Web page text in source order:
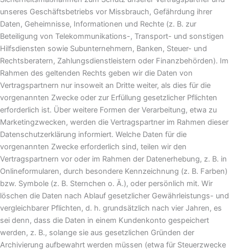
unseres Geschäftsbetriebs vor Missbrauch, Gefährdung ihrer
Daten, Geheimnisse, Informationen und Rechte (z. B. zur
Beteiligung von Telekommunikations-, Transport- und sonstigen
Hilfsdiensten sowie Subunternehmern, Banken, Steuer- und
Rechtsberatern, Zahlungsdienstleistern oder Finanzbehörden). Im
Rahmen des geltenden Rechts geben wir die Daten von
Vertragspartnern nur insoweit an Dritte weiter, als dies für die
vorgenannten Zwecke oder zur Erfüllung gesetzlicher Pflichten
erforderlich ist. Über weitere Formen der Verarbeitung, etwa zu
Marketingzwecken, werden die Vertragspartner im Rahmen dieser
Datenschutzerklärung informiert. Welche Daten für die
vorgenannten Zwecke erforderlich sind, teilen wir den
Vertragspartnern vor oder im Rahmen der Datenerhebung, z. B. in
Onlineformularen, durch besondere Kennzeichnung (z. B. Farben)
bzw. Symbole (z. B. Sternchen o. Ä.), oder persönlich mit. Wir
löschen die Daten nach Ablauf gesetzlicher Gewährleistungs- und
vergleichbarer Pflichten, d. h. grundsätzlich nach vier Jahren, es
sei denn, dass die Daten in einem Kundenkonto gespeichert
werden, z. B., solange sie aus gesetzlichen Gründen der
Archivierung aufbewahrt werden müssen (etwa für Steuerzwecke